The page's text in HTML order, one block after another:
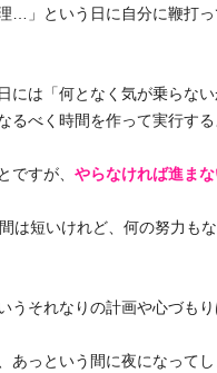
…」という日に自分に鞭打
には「何となく気が乗らな
るべく時間を作って実行する
ですが、 やらなければ進ま
は短いけれど、何の努力も
うそれなりの計画や心づもり
あっという間に夜になって